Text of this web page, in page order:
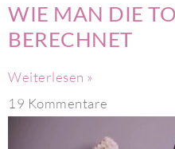
WIE MAN DIE
BERECHNET
Weiterlesen »
19 Kommentare